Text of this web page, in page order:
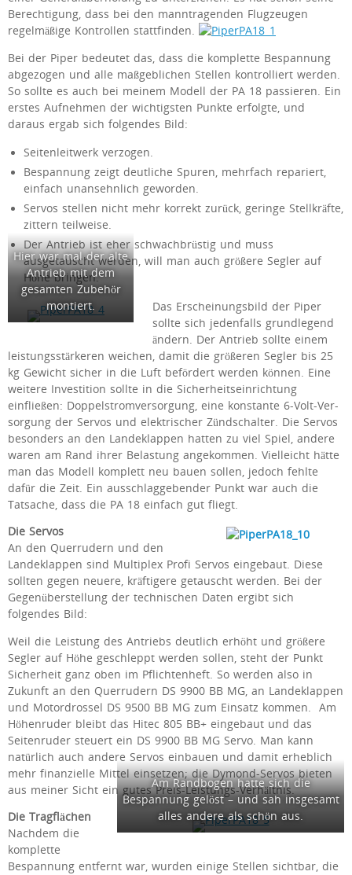
Berechtigung, dass bei den manntragenden Flugzeugen
regelmäßige Kontrollen stattfinden.
Bei der Piper bedeutet das, dass die komplette Bespannung
abgezogen und alle maßgeblichen Stellen kontrolliert werden.
So sollte es auch bei meinem Modell der PA 18 passieren. Ein
erstes Aufnehmen der wichtigsten Punkte erfolgte, und
daraus ergab sich folgendes Bild:
Seitenleitwerk verzogen.
Bespannung zeigt deutliche Spuren, mehrfach repariert,
einfach unansehnlich geworden.
Servos stellen nicht mehr korrekt zurück, geringe Stellkräfte,
zittern teilweise.
Der Antrieb ist eher schwachbrüstig und muss
ausgetauscht werden, will man auch größere Segler auf
Höhe bringen.
Hier war mal der alte
Antrieb mit dem
gesamten Zubehör
montiert.
Das Erscheinungsbild der Piper
sollte sich jedenfalls grundlegend
ändern. Der Antrieb sollte einem
leistungsstärkeren weichen, damit die größeren Segler bis 25
kg Gewicht sicher in die Luft befördert werden können. Eine
weitere Investition sollte in die Sicherheitseinrichtung
einfließen: Doppelstromversorgung, eine konstante 6-Volt-Ver­
sorgung der Servos und elektrischer Zündschalter. Die Servos
besonders an den Landeklappen hatten zu viel Spiel, andere
waren am Rand ihrer Belastung angekommen. Vielleicht hätte
man das Modell komplett neu bauen sollen, jedoch fehlte
dafür die Zeit. Ein ausschlaggebender Punkt war auch die
Tatsache, dass die PA 18 einfach gut fliegt.
Die Servos
An den Querrudern und den
Landeklappen sind Multiplex Profi Servos eingebaut. Diese
sollten gegen neuere, kräftigere getauscht werden. Bei der
Gegenüberstellung der technischen Daten ergibt sich
folgendes Bild:
Weil die Leistung des Antriebs deutlich erhöht und größere
Segler auf Höhe geschleppt werden sollen, steht der Punkt
Sicherheit ganz oben im Pflichtenheft. So werden also in
Zukunft an den Querrudern DS 9900 BB MG, an Landeklappen
und Motordrossel DS 9500 BB MG zum Einsatz kommen. Am
Höhenruder bleibt das Hitec 805 BB+ eingebaut und das
Seitenruder steuert ein DS 9900 BB MG Servo. Man kann
natürlich auch andere Servos einbauen und damit erheblich
mehr finanzielle Mittel einsetzen; die Dymond-Servos bieten
aus meiner Sicht ein gutes Preis-Leistungs-Verhältnis.
Am Randbogen hatte sich die
Bespannung gelöst – und sah insgesamt
alles andere als schön aus.
Die Tragflächen
Nachdem die
komplette
Bespannung entfernt war, wurden einige Stellen sichtbar, die